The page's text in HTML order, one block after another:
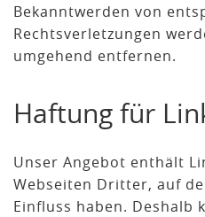
Bekanntwerden von
Rechtsverletzungen
umgehend entfernen.
Haftung für
Unser Angebot enthält
Webseiten Dritter, auf
Einfluss haben. Deshalb